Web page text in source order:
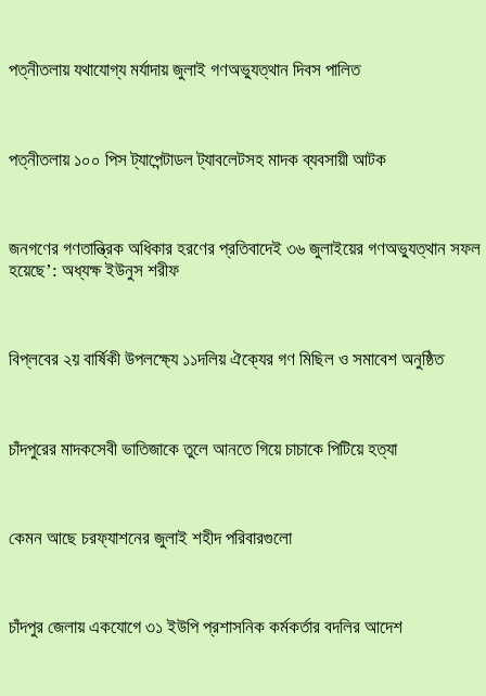
পত্নীতলায় যথাযোগ্য মর্যাদায় জুলাই গণঅভ্যুত্থান দিবস পালিত
পত্নীতলায় ১০০ পিস ট্যাপেন্টাডল ট্যাবলেটসহ মাদক ব্যবসায়ী আটক
জনগণের গণতান্ত্রিক অধিকার হরণের প্রতিবাদেই ৩৬ জুলাইয়ের গণঅভ্যুত্থান সফল
হয়েছে’: অধ্যক্ষ ইউনুস শরীফ
বিপ্লবের ২য় বার্ষিকী উপলক্ষ্যে ১১দলিয় ঐক্যের গণ মিছিল ও সমাবেশ অনুষ্ঠিত
চাঁদপুরের মাদকসেবী ভাতিজাকে তুলে আনতে গিয়ে চাচাকে পিটিয়ে হত্যা
কেমন আছে চরফ্যাশনের জুলাই শহীদ পরিবারগুলো
চাঁদপুর জেলায় একযোগে ৩১ ইউপি প্রশাসনিক কর্মকর্তার বদলির আদেশ